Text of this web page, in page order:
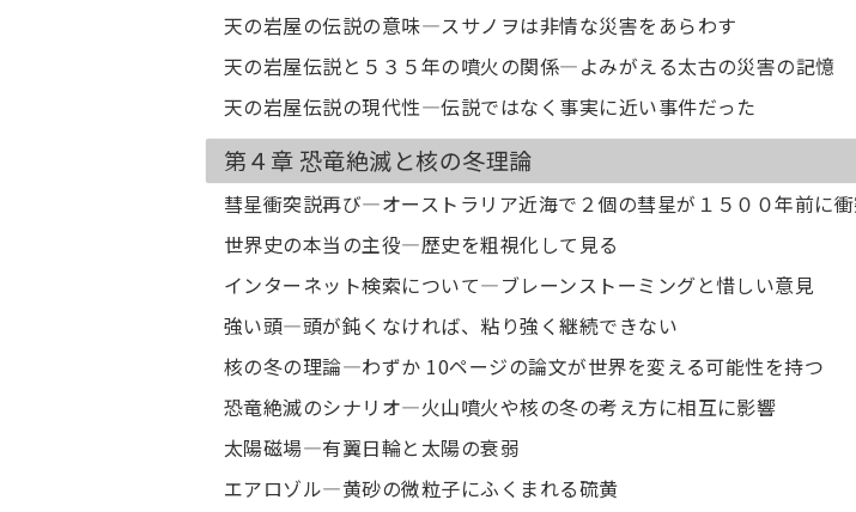
天の岩屋の伝説の意味―スサノヲは非情な災害をあらわす
天の岩屋伝説と５３５年の噴火の関係―よみがえる太古の災害の記憶
天の岩屋伝説の現代性―伝説ではなく事実に近い事件だった
第４章 恐竜絶滅と核の冬理論
彗星衝突説再び―オーストラリア近海で２個の彗星が１５００年前に
世界史の本当の主役―歴史を粗視化して見る
インターネット検索について―ブレーンストーミングと惜しい意見
強い頭―頭が鈍くなければ、粘り強く継続できない
核の冬の理論―わずか 10ページの論文が世界を変える可能性を持つ
恐竜絶滅のシナリオ―火山噴火や核の冬の考え方に相互に影響
太陽磁場―有翼日輪と太陽の衰弱
エアロゾル―黄砂の微粒子にふくまれる硫黄